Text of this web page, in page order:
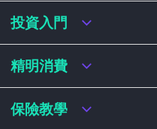
虛擬銀行銀扣賬卡 / 信用卡
虛擬銀行貸款
私人貸款年利率比較
網上即批貸款
結餘轉戶
稅務貸款
財務公司貸款
投資入門
港股戶口收費及迎新優惠
基金平台比較
買加密貨幣教學
精明消費
網購信用卡
保險教學